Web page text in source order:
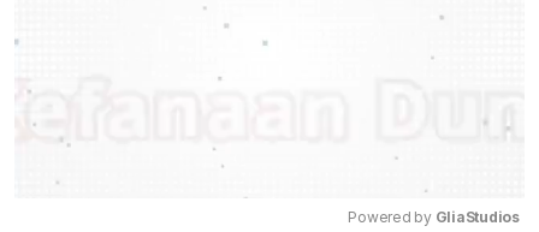
Powered by GliaStudios